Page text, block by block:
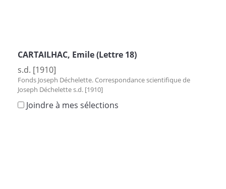
CARTAILHAC, Emile (Lettre 18)
s.d. [1910]
Fonds Joseph Déchelette. Correspondance scientifique de
Joseph Déchelette s.d. [1910]
Joindre à mes sélections